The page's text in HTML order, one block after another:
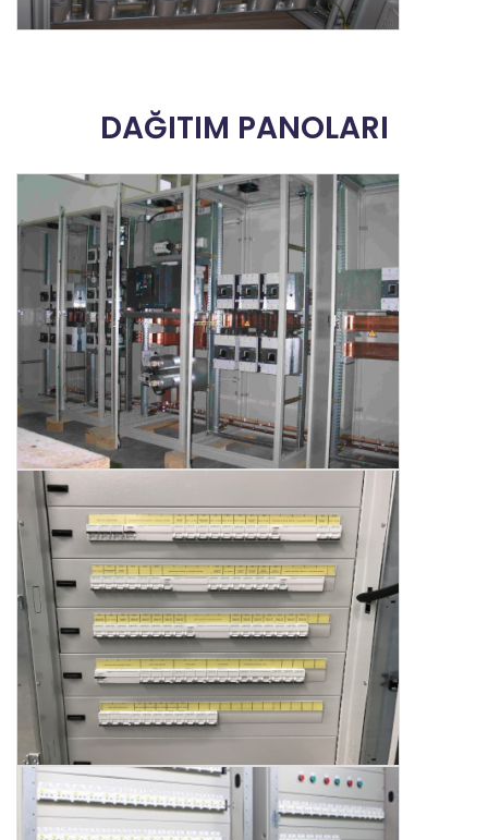
DAĞITIM PANOLARI